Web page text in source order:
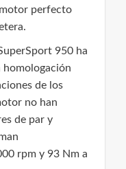
perfecto
950 ha
homologación
de los
no han
de par y
rpm y 93 Nm a